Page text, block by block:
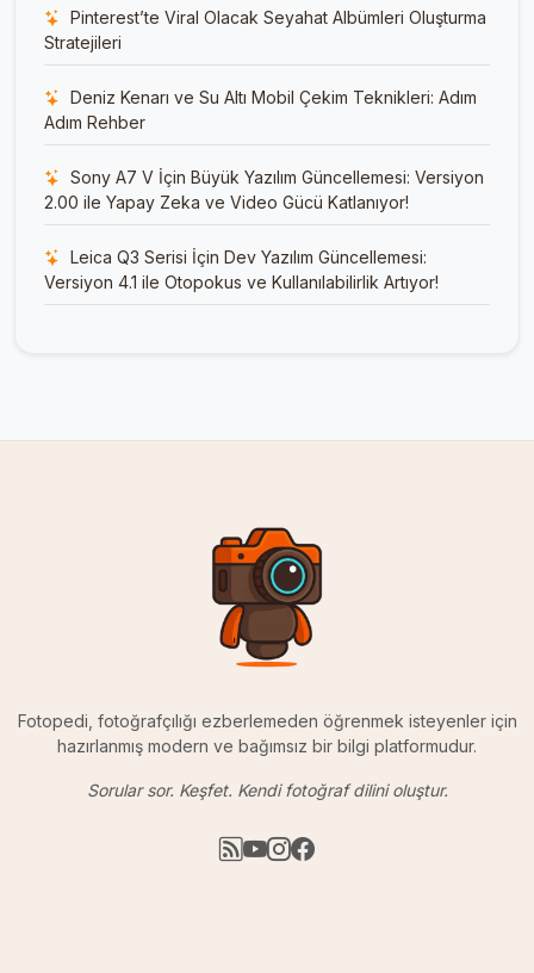
Pinterest’te Viral Olacak Seyahat Albümleri Oluşturma
Stratejileri
Deniz Kenarı ve Su Altı Mobil Çekim Teknikleri: Adım
Adım Rehber
Sony A7 V İçin Büyük Yazılım Güncellemesi: Versiyon
2.00 ile Yapay Zeka ve Video Gücü Katlanıyor!
Leica Q3 Serisi İçin Dev Yazılım Güncellemesi:
Versiyon 4.1 ile Otopokus ve Kullanılabilirlik Artıyor!
Fotopedi, fotoğrafçılığı ezberlemeden öğrenmek isteyenler için
hazırlanmış modern ve bağımsız bir bilgi platformudur.
Sorular sor. Keşfet. Kendi fotoğraf dilini oluştur.